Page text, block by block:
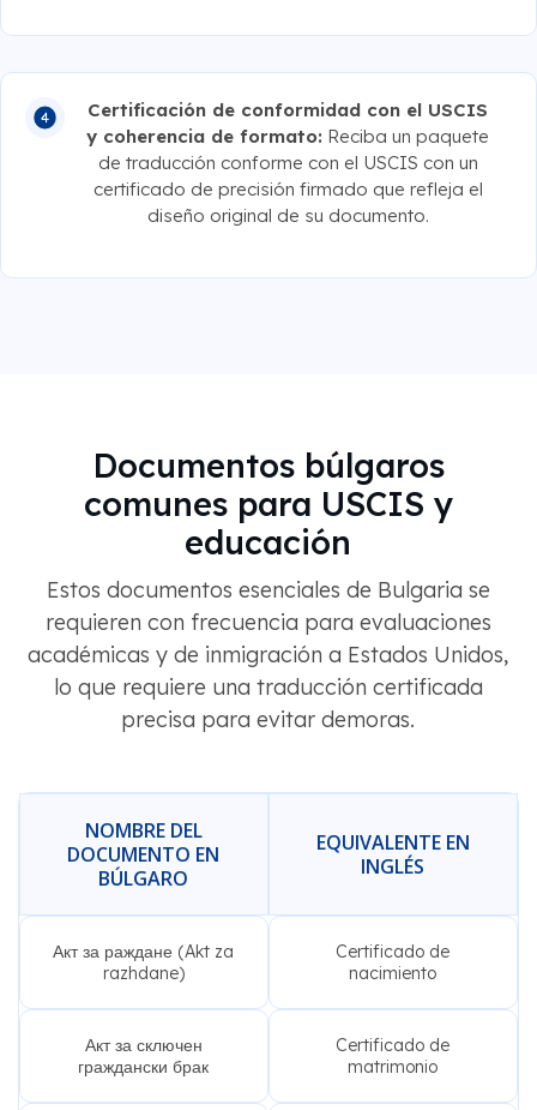
Certificación de conformidad con el USCIS
y coherencia de formato: Reciba un paquete
de traducción conforme con el USCIS con un
certificado de precisión firmado que refleja el
diseño original de su documento.
Documentos búlgaros
comunes para USCIS y
educación
Estos documentos esenciales de Bulgaria se
requieren con frecuencia para evaluaciones
académicas y de inmigración a Estados Unidos,
lo que requiere una traducción certificada
precisa para evitar demoras.
NOMBRE DEL
DOCUMENTO EN
BÚLGARO
EQUIVALENTE EN
INGLÉS
Акт за раждане (Akt za
razhdane)
Certificado de
nacimiento
Акт за сключен
граждански брак
Certificado de
matrimonio